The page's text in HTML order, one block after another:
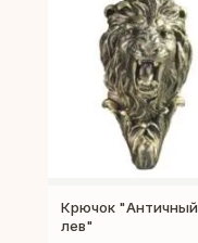
Крючок "Античный
лев"